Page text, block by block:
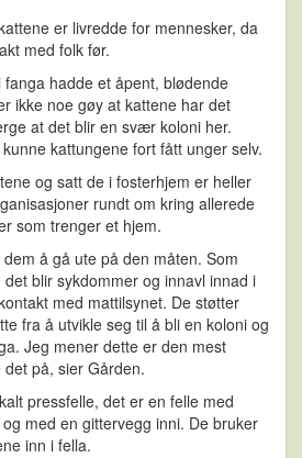
er livredde for mennesker, da
med folk før.
hadde et åpent, blødende
ikke noe gøy at kattene har det
at det blir en svær koloni her.
kattungene fort fått unger selv.
og satt de i fosterhjem er heller
rundt om kring allerede
som trenger et hjem.
å gå ute på den måten. Som
blir sykdommer og innavl innad i
med mattilsynet. De støtter
fra å utvikle seg til å bli en koloni og
Jeg mener dette er den mest
på, sier Gården.
pressfelle, det er en felle med
med en gittervegg inni. De bruker
inn i fella.